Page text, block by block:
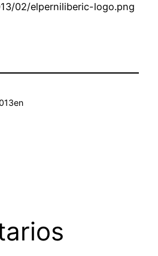
02/elperniliberic-logo.png
en